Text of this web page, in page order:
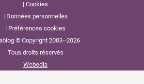
Cookies
Données personnelles
Préférences cookies
© Copyright 2003--2026
Tous droits réservés
Webedia